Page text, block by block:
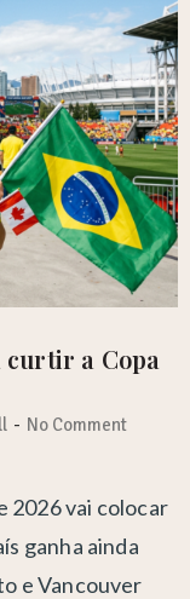
curtir a Copa
- No Comment
2026 vai colocar
ganha ainda
e Vancouver